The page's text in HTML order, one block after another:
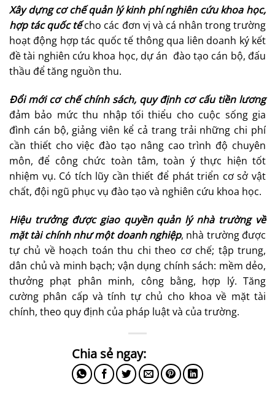
Xây dựng cơ chế quản lý kinh phí nghiên cứu khoa học,
hợp tác quốc tếcho các đơn vị và cá nhân trong trường
hoạt động hợp tác quốc tế thông qua liên doanh ký kết
đề tài nghiên cứu khoa học, dự án đào tạo cán bộ, đấu
thầu để tăng nguồn thu.
Đổi mới cơ chế chính sách, quy định cơ cấu tiền lương
đảm bảo mức thu nhập tối thiểu cho cuộc sống gia
đình cán bộ, giảng viên kể cả trang trải những chi phí
cần thiết cho việc đào tạo nâng cao trình độ chuyên
môn, để công chức toàn tâm, toàn ý thực hiện tốt
nhiệm vụ. Có tích lũy cần thiết để phát triển cơ sở vật
chất, đội ngũ phục vụ đào tạo và nghiên cứu khoa học.
Hiệu trưởng được giao quyền quản lý nhà trường về
mặt tài chính như một doanh nghiệp, nhà trường được
tự chủ về hoạch toán thu chi theo cơ chế; tập trung,
dân chủ và minh bạch; vận dụng chính sách: mềm dẻo,
thưởng phạt phân minh, công bằng, hợp lý. Tăng
cường phân cấp và tính tự chủ cho khoa về mặt tài
chính, theo quy định của pháp luật và của trường.